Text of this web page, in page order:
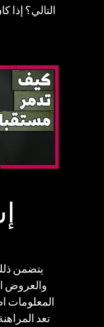
التالي؟ إذا
يتضمن
والعروض
المعلومات
تعد